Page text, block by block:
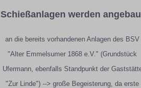
Schießanlagen werden
an die bereits vorhandenen Anlagen des BSV
"Alter Emmelsumer 1868 e.V." (Grundstück
Ufermann, ebenfalls Standpunkt der
"Zur Linde") --> große Begeisterung, da erste